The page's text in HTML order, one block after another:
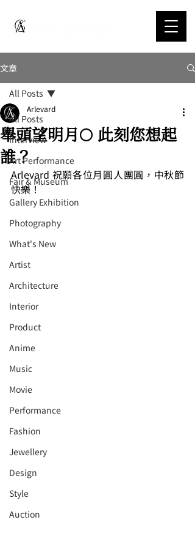
文章
All Posts
Interview
Art Performance
Fair & Museum
Gallery Exhibition
Photography
What's New
Artist
Architecture
Interior
⁠⁠Product
Anime
Music
⁠⁠Movie
⁠⁠Performance
⁠Fashion
⁠⁠Jewellery
Design
Style
Auction
All Posts
舉頭望明月🌕 此刻您想起
誰？
Arlevard
Arlevard 祝願各位月圓人團圓，中秋節
快樂！